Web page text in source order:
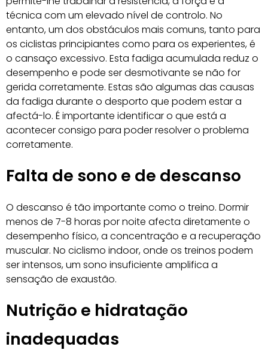
técnica com um elevado nível de controlo. No
entanto, um dos obstáculos mais comuns, tanto para
os ciclistas principiantes como para os experientes, é
o cansaço excessivo. Esta fadiga acumulada reduz o
desempenho e pode ser desmotivante se não for
gerida corretamente. Estas são algumas das causas
da fadiga durante o desporto que podem estar a
afectá-lo. É importante identificar o que está a
acontecer consigo para poder resolver o problema
corretamente.
Falta de sono e de descanso
O descanso é tão importante como o treino. Dormir
menos de 7-8 horas por noite afecta diretamente o
desempenho físico, a concentração e a recuperação
muscular. No ciclismo indoor, onde os treinos podem
ser intensos, um sono insuficiente amplifica a
sensação de exaustão.
Nutrição e hidratação
inadequadas